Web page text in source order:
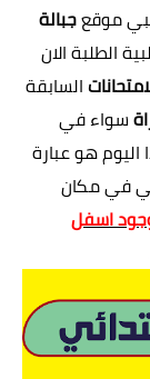
موقعجبالة
الطلبة الان
السابقة
سواء في
اليوم هو عبارة
في مكان
اسفل